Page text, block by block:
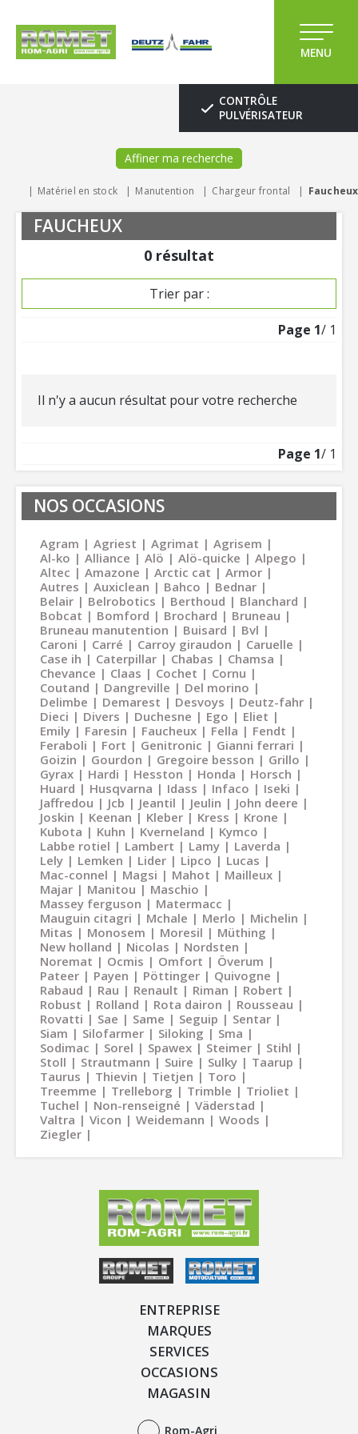
MENU
CONTRÔLE
PULVÉRISATEUR
Affiner ma recherche
Matériel en stock Manutention Chargeur frontal Faucheux
FAUCHEUX
0 résultat
Trier par :
Page 1/ 1
Il n'y a aucun résultat pour votre recherche
Page 1/ 1
NOS OCCASIONS
Agram Agriest Agrimat
Agrisem
Al-ko
Alliance Alö Alö-quicke
Alpego
Altec
Amazone Arctic cat
Armor
Autres
Auxiclean Bahco
Bednar
Belair
Belrobotics Berthoud
Blanchard
Bobcat
Bomford Brochard
Bruneau
Bruneau manutention
Buisard
Bvl
Caroni
Carré Carroy giraudon
Caruelle
Case ih
Caterpillar Chabas
Chamsa
Chevance
Claas Cochet
Cornu
Coutand
Dangreville
Del morino
Delimbe
Demarest Desvoys
Deutz-fahr
Dieci
Divers Duchesne Ego
Eliet
Emily
Faresin Faucheux Fella
Fendt
Feraboli
Fort Genitronic
Gianni ferrari
Goizin
Gourdon Gregoire besson
Grillo
Gyrax
Hardi Hesston Honda
Horsch
Huard
Husqvarna Idass Infaco
Iseki
Jaffredou
Jcb Jeantil Jeulin
John deere
Joskin
Keenan Kleber Kress
Krone
Kubota
Kuhn Kverneland
Kymco
Labbe rotiel
Lambert Lamy
Laverda
Lely
Lemken Lider Lipco
Lucas
Mac-connel
Magsi Mahot
Mailleux
Majar
Manitou
Maschio
Massey ferguson
Matermacc
Mauguin citagri
Mchale Merlo
Michelin
Mitas
Monosem Moresil
Müthing
New holland
Nicolas
Nordsten
Noremat
Ocmis Omfort
Överum
Pateer
Payen Pöttinger
Quivogne
Rabaud
Rau Renault Riman
Robert
Robust
Rolland Rota dairon
Rousseau
Rovatti
Sae Same Seguip
Sentar
Siam
Silofarmer Siloking
Sma
Sodimac
Sorel Spawex Steimer
Stihl
Stoll
Strautmann Suire Sulky
Taarup
Taurus
Thievin Tietjen
Toro
Treemme
Trelleborg Trimble
Trioliet
Tuchel
Non-renseigné
Väderstad
Valtra
Vicon Weidemann
Woods
Ziegler
ENTREPRISE
MARQUES
SERVICES
OCCASIONS
MAGASIN
Rom-Agri